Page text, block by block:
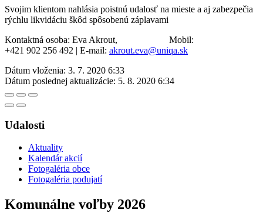
Svojim klientom nahlásia poistnú udalosť na mieste a aj zabezpečia
rýchlu likvidáciu škôd spôsobenú záplavami
Kontaktná osoba: Eva Akrout, Mobil:
+421 902 256 492 | E-mail: akrout.eva@uniqa.sk
Dátum vloženia: 3. 7. 2020 6:33
Dátum poslednej aktualizácie: 5. 8. 2020 6:34
Udalosti
Aktuality
Kalendár akcií
Fotogaléria obce
Fotogaléria podujatí
Komunálne voľby 2026